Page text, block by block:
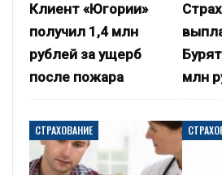
Клиент «Югории»
получил 1,4 млн
рублей за ущерб
после пожара
млн
СТРАХОВАНИЕ